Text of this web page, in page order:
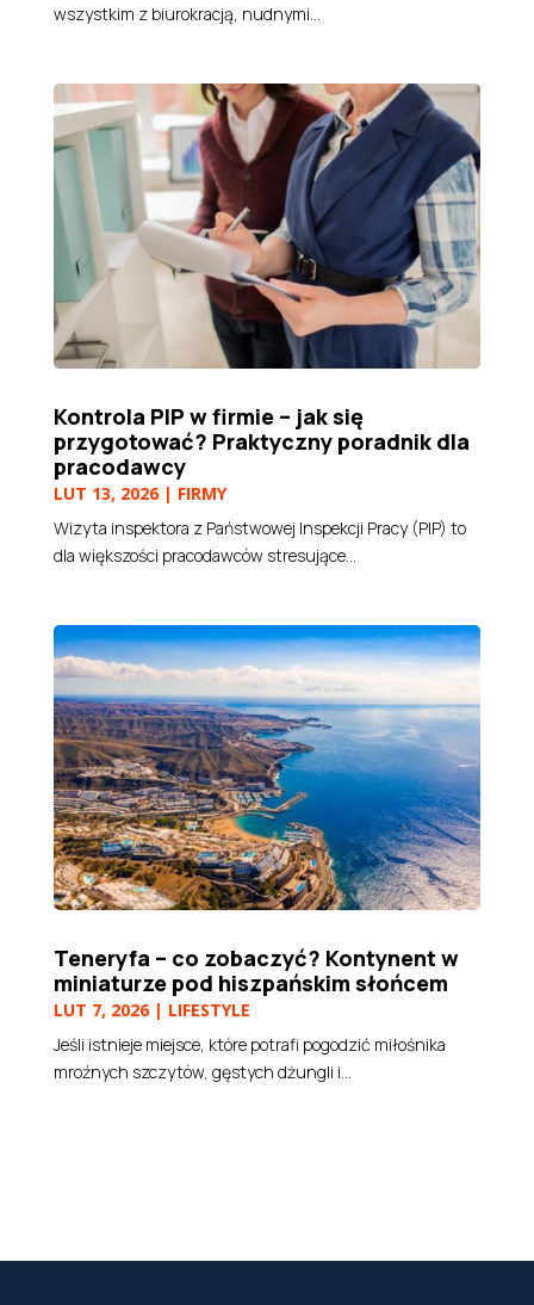
wszystkim z biurokracją, nudnymi...
Kontrola PIP w firmie – jak się
przygotować? Praktyczny poradnik dla
pracodawcy
LUT 13, 2026| FIRMY
Wizyta inspektora z Państwowej Inspekcji Pracy (PIP) to
dla większości pracodawców stresujące...
Teneryfa – co zobaczyć? Kontynent w
miniaturze pod hiszpańskim słońcem
LUT 7, 2026| LIFESTYLE
Jeśli istnieje miejsce, które potrafi pogodzić miłośnika
mroźnych szczytów, gęstych dżungli i...